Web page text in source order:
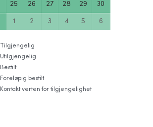
25 26 27 28 29 30
1 2 3 4 5 6
Tilgjengelig
Utilgjengelig
Bestilt
Foreløpig bestilt
Kontakt verten for tilgjengelighet